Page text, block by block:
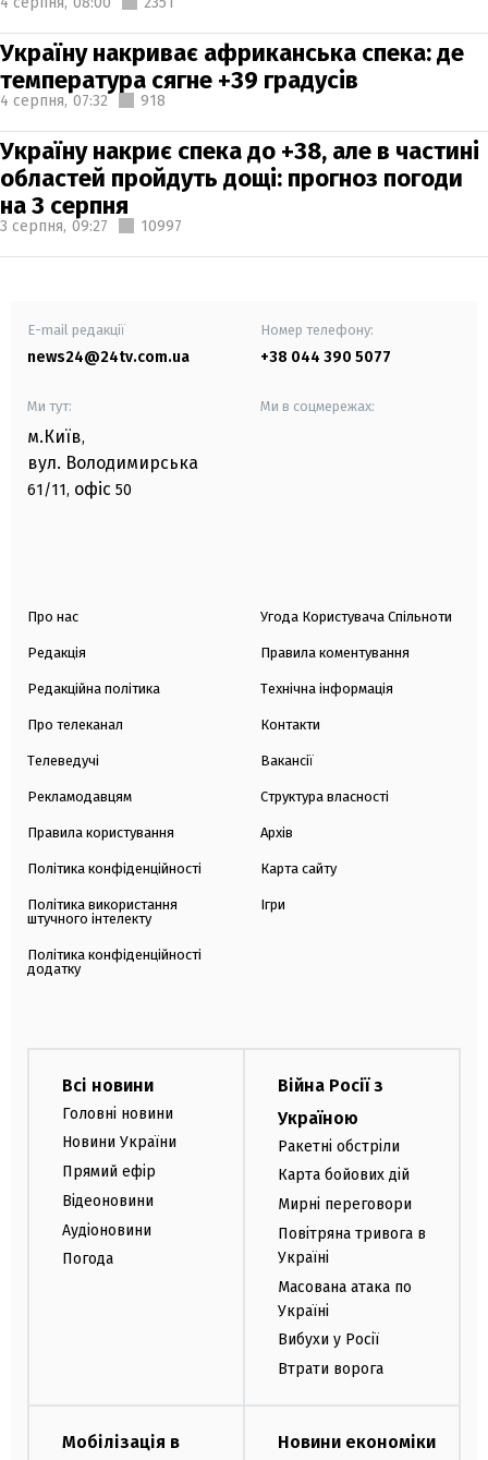
Україну накриває африканська спека: де
температура сягне +39 градусів
4 серпня, 07:32 918
Україну накриє спека до +38, але в частині
областей пройдуть дощі: прогноз погоди
на 3 серпня
3 серпня, 09:27 10997
E-mail редакції
news24@24tv.com.ua
Номер телефону:
+38 044 390 5077
Ми тут:
м.Київ,
вул. Володимирська
61/11, офіс 50
Ми в соцмережах:
Про нас
Редакція
Редакційна політика
Про телеканал
Телеведучі
Рекламодавцям
Правила користування
Політика конфіденційності
Політика використання
штучного інтелекту
Політика конфіденційності
додатку
Угода Користувача Спільноти
Правила коментування
Технічна інформація
Контакти
Вакансії
Структура власності
Архів
Карта сайту
Ігри
Всі новини
Головні новини
Новини України
Прямий ефір
Відеоновини
Аудіоновини
Погода
Війна Росії з
Україною
Ракетні обстріли
Карта бойових дій
Мирні переговори
Повітряна тривога в
Україні
Масована атака по
Україні
Вибухи у Росії
Втрати ворога
Мобілізація в
Новини економіки